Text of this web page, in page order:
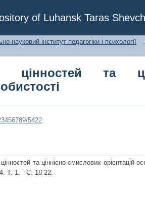
of Luhansk Taras
цінностей та
науковий інститут педагогіки і психології
цінностей та
5422
та ціннісно-смислових орієнтацій
Т. 1. - С. 18-22.